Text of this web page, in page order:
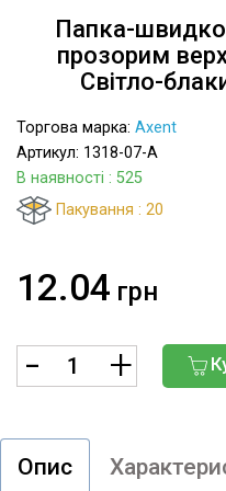
Папка-
прозорим
Світло-
Торгова марка: Axent
Артикул: 1318-07-A
В наявності : 525
Пакування : 20
12.04 грн
Опис